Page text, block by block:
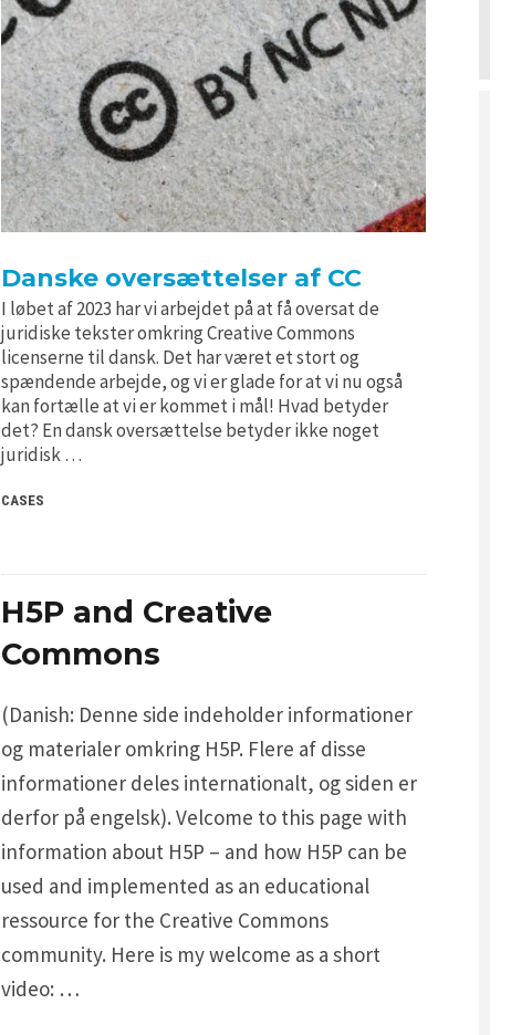
Danske oversættelser af CC
I løbet af 2023 har vi arbejdet på at få oversat de
juridiske tekster omkring Creative Commons
licenserne til dansk. Det har været et stort og
spændende arbejde, og vi er glade for at vi nu også
kan fortælle at vi er kommet i mål! Hvad betyder
det? En dansk oversættelse betyder ikke noget
juridisk …
CASES
H5P and Creative
Commons
(Danish: Denne side indeholder informationer
og materialer omkring H5P. Flere af disse
informationer deles internationalt, og siden er
derfor på engelsk). Velcome to this page with
information about H5P – and how H5P can be
used and implemented as an educational
ressource for the Creative Commons
community. Here is my welcome as a short
video: …